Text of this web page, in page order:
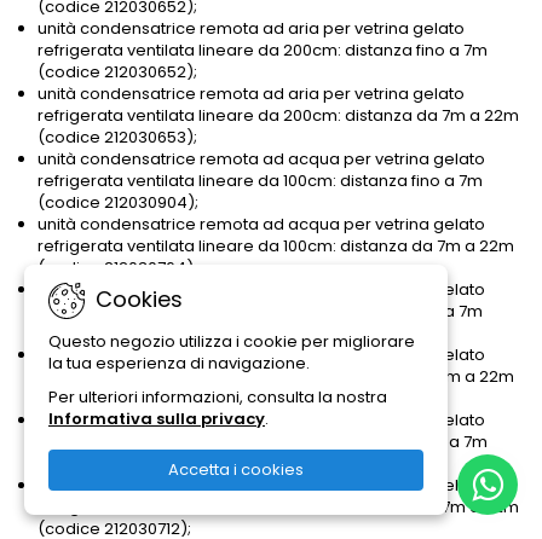
(codice 212030652);
unità condensatrice remota ad aria per vetrina gelato
refrigerata ventilata lineare da 200cm: distanza fino a 7m
(codice 212030652);
unità condensatrice remota ad aria per vetrina gelato
refrigerata ventilata lineare da 200cm: distanza da 7m a 22m
(codice 212030653);
unità condensatrice remota ad acqua per vetrina gelato
refrigerata ventilata lineare da 100cm: distanza fino a 7m
(codice 212030904);
unità condensatrice remota ad acqua per vetrina gelato
refrigerata ventilata lineare da 100cm: distanza da 7m a 22m
(codice 212030764);
unità condensatrice remota ad acqua per vetrina gelato
refrigerata ventilata lineare da 150cm: distanza fino a 7m
(codice 212030764);
unità condensatrice remota ad acqua per vetrina gelato
refrigerata ventilata lineare da 150cm: distanza da 7m a 22m
(codice 212030711);
unità condensatrice remota ad acqua per vetrina gelato
refrigerata ventilata lineare da 200cm: distanza fino a 7m
(codice 212030711);
unità condensatrice remota ad acqua per vetrina gelato
refrigerata ventilata lineare da 200cm: distanza da 7m a 22m
(codice 212030712);
Cookies
Questo negozio utilizza i cookie per migliorare
la tua esperienza di navigazione.
Per ulteriori informazioni, consulta la nostra
Informativa sulla privacy.
Accetta i cookies